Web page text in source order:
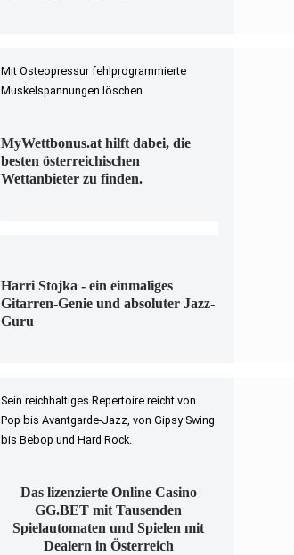
Mit Osteopressur fehlprogrammierte
Muskelspannungen löschen
MyWettbonus.at hilft dabei, die
besten österreichischen
Wettanbieter zu finden.
Harri Stojka - ein einmaliges
Gitarren-Genie und absoluter Jazz-
Guru
Sein reichhaltiges Repertoire reicht von
Pop bis Avantgarde-Jazz, von Gipsy Swing
bis Bebop und Hard Rock.
Das lizenzierte Online Casino
GG.BET mit Tausenden
Spielautomaten und Spielen mit
Dealern in Österreich